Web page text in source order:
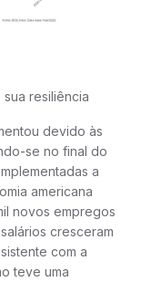
resiliência
devido às
se no final do
a
americana
novos empregos
cresceram
com a
teve uma